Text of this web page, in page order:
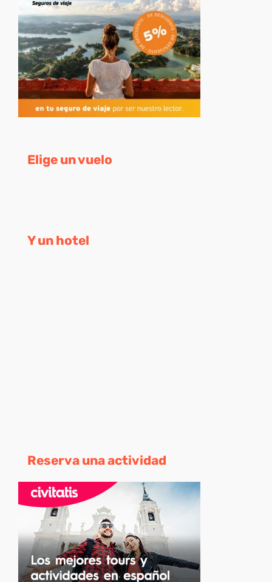
Elige un vuelo
Y un hotel
Reserva una actividad